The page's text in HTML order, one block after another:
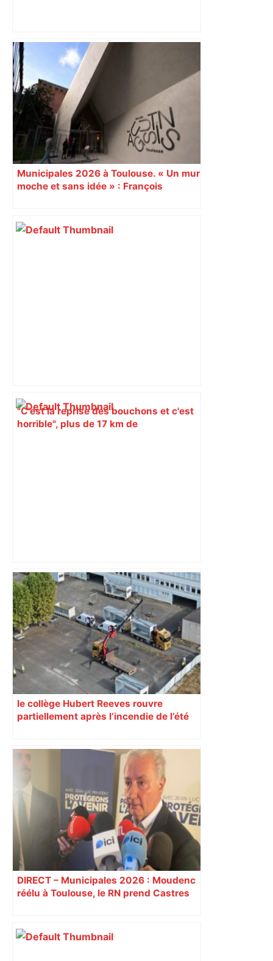
« Rien d'inquiétant » pour Guillaume
Restes, le gardien de Toulouse, après
sa sortie à Metz – L'Équipe
Municipales 2026 à Toulouse. « Un mur
moche et sans idée » : François
Augustins
"C'est la reprise des bouchons et c'est
horrible", plus de 17 km de
Après la fusion avec la liste PS
Toulouse, le candidat LFI salue "une
dynamique qui nous oblige à la
responsabilité" – Franceinfo
le collège Hubert Reeves rouvre
partiellement après l’incendie de l’été
DIRECT – Municipales 2026 : Moudenc
réélu à Toulouse, le RN prend Castres